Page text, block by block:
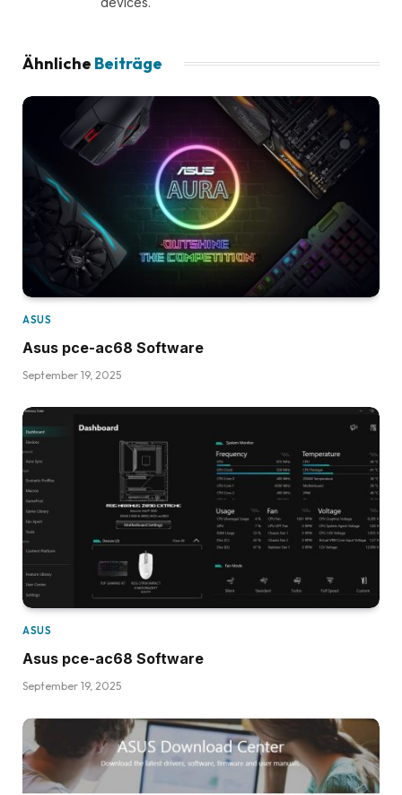
Ähnliche Beiträge
ASUS
Asus pce-ac68 Software
September 19, 2025
ASUS
Asus pce-ac68 Software
September 19, 2025